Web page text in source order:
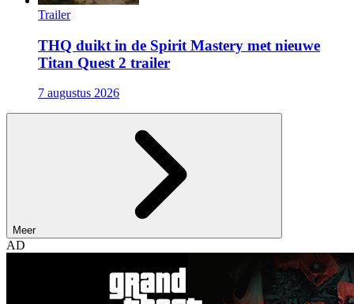
Trailer
THQ duikt in de Spirit Mastery met nieuwe
Titan Quest 2 trailer
7 augustus 2026
Meer
AD